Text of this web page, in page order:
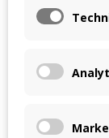
Étanchéité
Nous ne
même avec